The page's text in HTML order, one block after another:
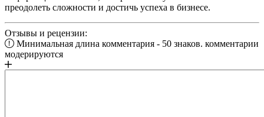
преодолеть сложности и достичь успеха в бизнесе.
Отзывы и рецензии:
Минимальная длина комментария - 50 знаков. комментарии
модерируются